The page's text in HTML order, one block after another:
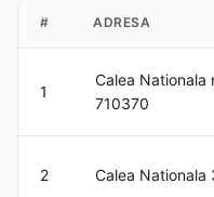
# ADRESA
1
Calea Nationala
710370
2 Calea Nationala